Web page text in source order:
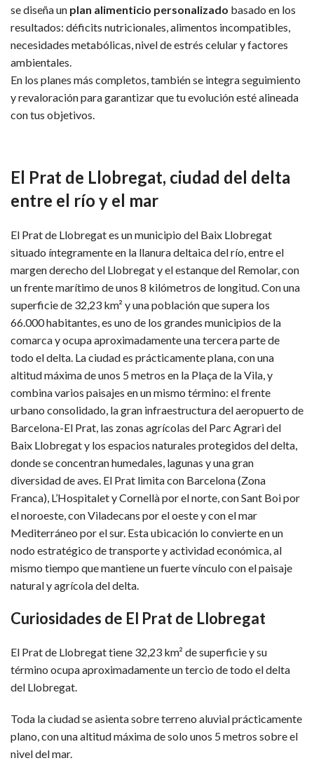
se diseña un plan alimenticio personalizado basado en los
resultados: déficits nutricionales, alimentos incompatibles,
necesidades metabólicas, nivel de estrés celular y factores
ambientales.
En los planes más completos, también se integra seguimiento
y revaloración para garantizar que tu evolución esté alineada
con tus objetivos.
El Prat de Llobregat, ciudad del delta
entre el río y el mar
El Prat de Llobregat es un municipio del Baix Llobregat
situado íntegramente en la llanura deltaica del río, entre el
margen derecho del Llobregat y el estanque del Remolar, con
un frente marítimo de unos 8 kilómetros de longitud. Con una
superficie de 32,23 km² y una población que supera los
66.000 habitantes, es uno de los grandes municipios de la
comarca y ocupa aproximadamente una tercera parte de
todo el delta. La ciudad es prácticamente plana, con una
altitud máxima de unos 5 metros en la Plaça de la Vila, y
combina varios paisajes en un mismo término: el frente
urbano consolidado, la gran infraestructura del aeropuerto de
Barcelona-El Prat, las zonas agrícolas del Parc Agrari del
Baix Llobregat y los espacios naturales protegidos del delta,
donde se concentran humedales, lagunas y una gran
diversidad de aves. El Prat limita con Barcelona (Zona
Franca), L’Hospitalet y Cornellà por el norte, con Sant Boi por
el noroeste, con Viladecans por el oeste y con el mar
Mediterráneo por el sur. Esta ubicación lo convierte en un
nodo estratégico de transporte y actividad económica, al
mismo tiempo que mantiene un fuerte vínculo con el paisaje
natural y agrícola del delta.
Curiosidades de El Prat de Llobregat
El Prat de Llobregat tiene 32,23 km² de superficie y su
término ocupa aproximadamente un tercio de todo el delta
del Llobregat.
Toda la ciudad se asienta sobre terreno aluvial prácticamente
plano, con una altitud máxima de solo unos 5 metros sobre el
nivel del mar.